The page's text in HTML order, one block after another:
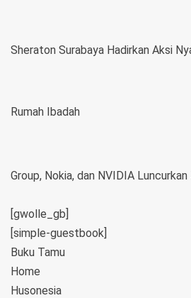
Sheraton Surabaya Hadirkan Aksi
Rumah Ibadah
Group, Nokia, dan NVIDIA
[gwolle_gb]
[simple-guestbook]
Buku Tamu
Home
Husonesia